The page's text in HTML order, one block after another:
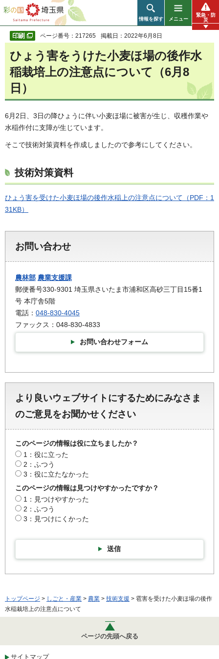
彩の国 埼玉県
情報を探す メニュー
緊急・防
災
ページ番号：217265 掲載日：2022年6月8日
ひょう害をうけた小麦ほ場の後作水
稲栽培上の注意点について（6月8
日）
6月2日、3日の降ひょうに伴い小麦ほ場に被害が生じ、収穫作業や
水稲作付に支障が生じています。
そこで技術対策資料を作成しましたので参考にしてください。
技術対策資料
ひょう害を受けた小麦ほ場の後作水稲上の注意点について（PDF：1
31KB）
お問い合わせ
農林部 農業支援課
郵便番号330-9301 埼玉県さいたま市浦和区高砂三丁目15番1
号 本庁舎5階
電話： 048-830-4045
ファックス：048-830-4833
お問い合わせフォーム
より良いウェブサイトにするためにみなさま
のご意見をお聞かせください
このページの情報は役に立ちましたか？
1：役に立った
2：ふつう
3：役に立たなかった
このページの情報は見つけやすかったですか？
1：見つけやすかった
2：ふつう
3：見つけにくかった
送信
トップページ > しごと・産業 > 農業 > 技術支援 > 雹害を受けた小麦ほ場の後作
水稲栽培上の注意点について
ページの先頭へ戻る
サイトマップ